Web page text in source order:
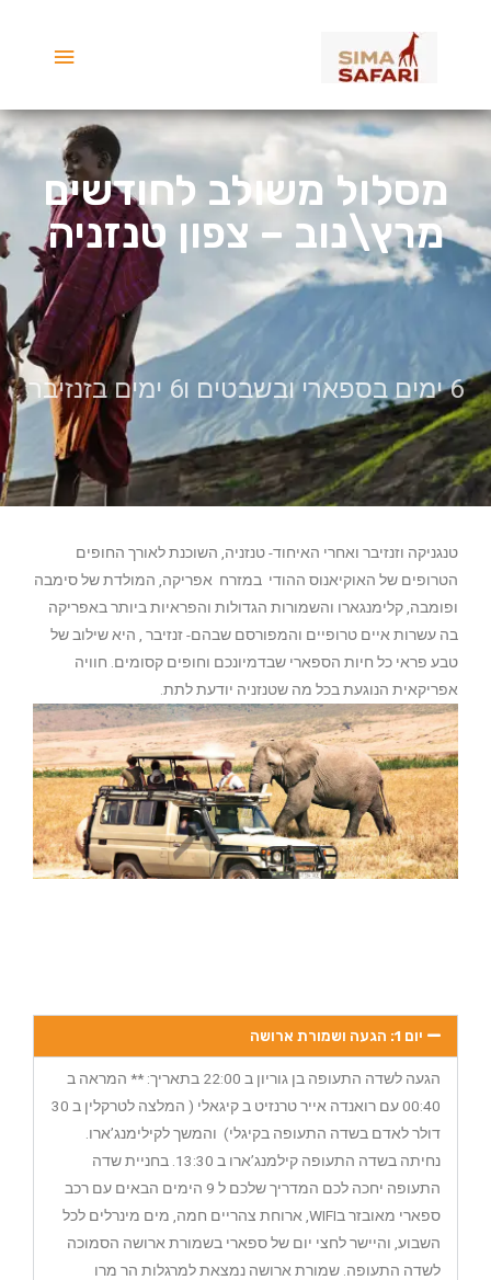
מסלול משולב לחודשים
מרץ\נוב – צפון טנזניה
6 ימים בספארי ובשבטים ו6 ימים בזנזיבר
טנגניקה וזנזיבר ואחרי האיחוד- טנזניה, השוכנת לאורך החופים
הטרופים של האוקיאנוס ההודי במזרח אפריקה, המולדת של סימבה
ופומבה, קלימנגארו והשמורות הגדולות והפראיות ביותר באפריקה
בה עשרות איים טרופיים והמפורסם שבהם- זנזיבר , היא שילוב של
טבע פראי כל חיות הספארי שבדמיונכם וחופים קסומים. חוויה
אפריקאית הנוגעת בכל מה שטנזניה יודעת לתת.
יום 1: הגעה ושמורת ארושה
הגעה לשדה התעופה בן גוריון ב 22:00 בתאריך: ** המראה ב
00:40 עם רואנדה אייר טרנזיט ב קיגאלי ( המלצה לטרקלין ב 30
דולר לאדם בשדה התעופה בקיגלי) והמשך לקילימנג’ארו.
נחיתה בשדה התעופה קילמנג’ארו ב 13:30. בחניית שדה
התעופה יחכה לכם המדריך שלכם ל 9 הימים הבאים עם רכב
ספארי מאובזר בWIFI, ארוחת צהריים חמה, מים מינרלים לכל
השבוע, והיישר לחצי יום של ספארי בשמורת ארושה הסמוכה
לשדה התעופה. שמורת ארושה נמצאת למרגלות הר מרו